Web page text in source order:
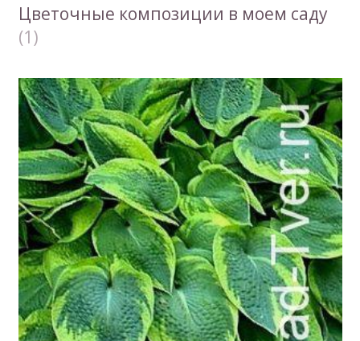
Цветочные композиции в моем саду
(1)